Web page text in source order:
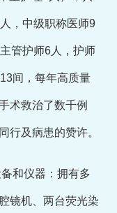
，中级职称医师9
管护师6人，护师
间，每年高质量
术救治了数千例
行及病患的赞许。
和仪器：拥有多
镜机、两台荧光染